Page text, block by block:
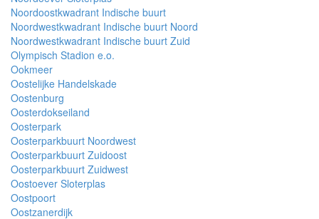
Noordoostkwadrant Indische buurt
Noordwestkwadrant Indische buurt Noord
Noordwestkwadrant Indische buurt Zuid
Olympisch Stadion e.o.
Ookmeer
Oostelijke Handelskade
Oostenburg
Oosterdokseiland
Oosterpark
Oosterparkbuurt Noordwest
Oosterparkbuurt Zuidoost
Oosterparkbuurt Zuidwest
Oostoever Sloterplas
Oostpoort
Oostzanerdijk